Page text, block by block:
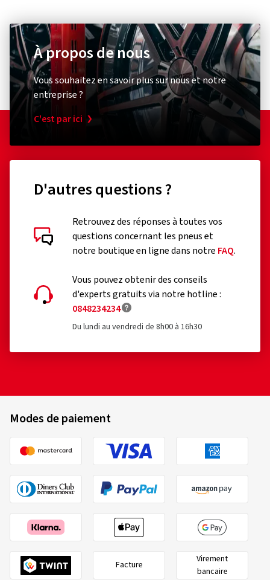
À propos de nous
Vous souhaitez en savoir plus sur nous et notre
entreprise ?
C'est par ici
D'autres questions ?
Retrouvez des réponses à toutes vos
questions concernant les pneus et
notre boutique en ligne dans notre FAQ.
Vous pouvez obtenir des conseils
d'experts gratuits via notre hotline :
0848234234
Du lundi au vendredi de 8h00 à 16h30
Modes de paiement
Facture
Virement
bancaire